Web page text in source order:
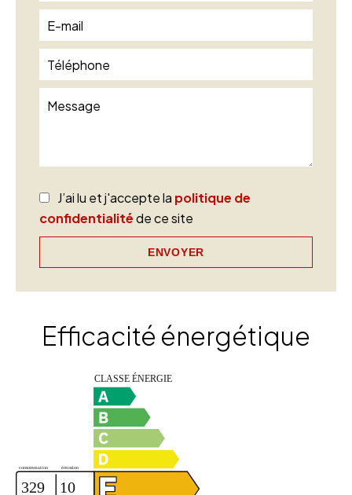
J’ai lu et j'accepte la politique de
confidentialitéde ce site
ENVOYER
Efficacité énergétique